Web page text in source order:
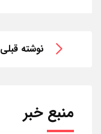
نوشته قبلی
منبع خبر